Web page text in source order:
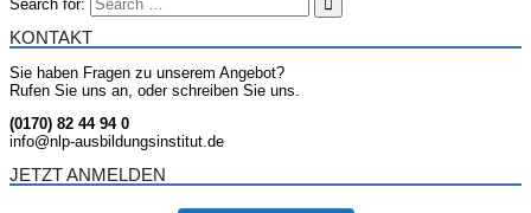
Search for:
KONTAKT
Sie haben Fragen zu unserem Angebot?
Rufen Sie uns an, oder schreiben Sie uns.
(0170) 82 44 94 0
info@nlp-ausbildungsinstitut.de
JETZT ANMELDEN